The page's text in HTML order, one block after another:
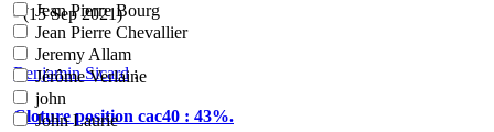
Jean Pierre Bourg
Jean Pierre Chevallier
Jeremy Allam
Jérôme Verlaine
john
John Laurie
- (15 Sep 2021)
Benjamin Sicard:
Cloture position cac40 : 43%.